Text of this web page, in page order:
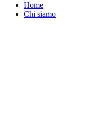
Home
Chi siamo